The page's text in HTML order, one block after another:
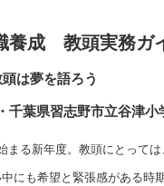
養成 教頭実務ガ
は夢を語ろう
千葉県習志野市立谷津小
まる新年度。教頭にとって
にも希望と緊張感がある時